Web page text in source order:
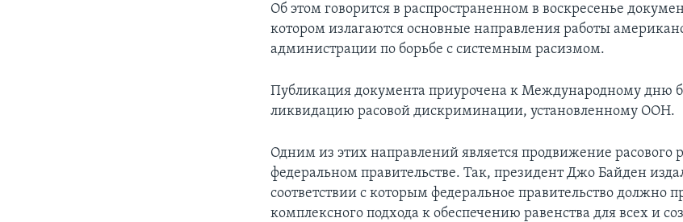
Об этом говорится в распространенном в воскресенье
котором излагаются основные направления работы
администрации по борьбе с системным расизмом.
Публикация документа приурочена к Международному дню
ликвидацию расовой дискриминации, установленному ООН.
Одним из этих направлений является продвижение расового
федеральном правительстве. Так, президент Джо Байден
соответствии с которым федеральное правительство должно
комплексного подхода к обеспечению равенства для всех и